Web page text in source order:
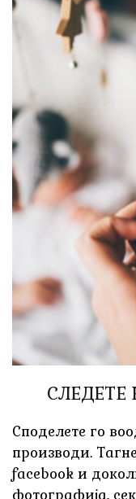
СЛЕДЕТЕ
Споделете го
производи.
facebook и
фотографија,